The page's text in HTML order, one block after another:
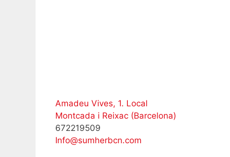
Amadeu Vives, 1. Local
Montcada i Reixac (Barcelona)
672219509
Info@sumherbcn.com